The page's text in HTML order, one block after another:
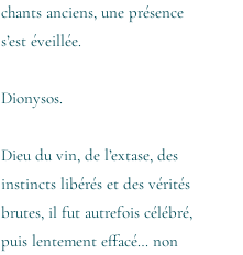
chants anciens, une présence
s’est éveillée.
Dionysos.
Dieu du vin, de l’extase, des
instincts libérés et des vérités
brutes, il fut autrefois célébré,
puis lentement effacé… non